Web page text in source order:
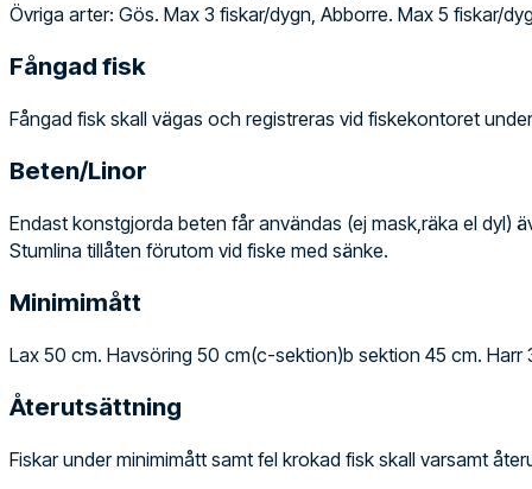
Övriga arter: Gös. Max 3 fiskar/dygn, Abborre. Max 5 fiskar/
Fångad fisk
Fångad fisk skall vägas och registreras vid fiskekontoret
Beten/Linor
Endast konstgjorda beten får användas (ej mask,räka el dyl)
Stumlina tillåten förutom vid fiske med sänke.
Minimimått
Lax 50 cm. Havsöring 50 cm(c-sektion)b sektion 45 cm.
Återutsättning
Fiskar under minimimått samt fel krokad fisk skall varsamt